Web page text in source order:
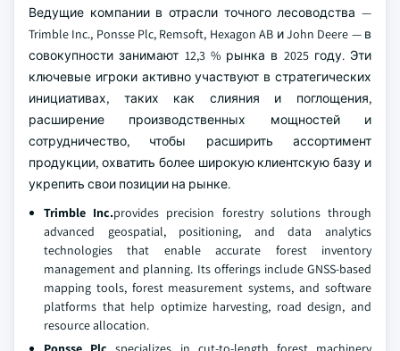
Ведущие компании в отрасли точного лесоводства —
Trimble Inc., Ponsse Plc, Remsoft, Hexagon AB и John Deere — в
совокупности занимают 12,3 % рынка в 2025 году. Эти
ключевые игроки активно участвуют в стратегических
инициативах, таких как слияния и поглощения,
расширение производственных мощностей и
сотрудничество, чтобы расширить ассортимент
продукции, охватить более широкую клиентскую базу и
укрепить свои позиции на рынке.
Trimble Inc.provides precision forestry solutions through
advanced geospatial, positioning, and data analytics
technologies that enable accurate forest inventory
management and planning. Its offerings include GNSS-based
mapping tools, forest measurement systems, and software
platforms that help optimize harvesting, road design, and
resource allocation.